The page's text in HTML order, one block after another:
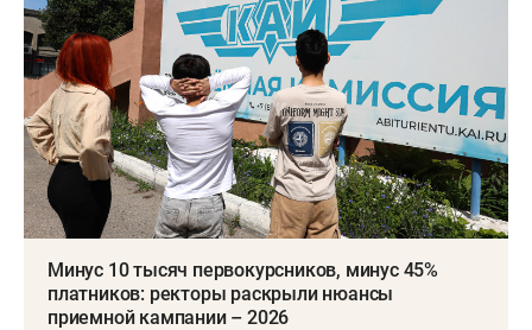
Минус 10 тысяч первокурсников, минус 45%
платников: ректоры раскрыли нюансы
приемной кампании – 2026